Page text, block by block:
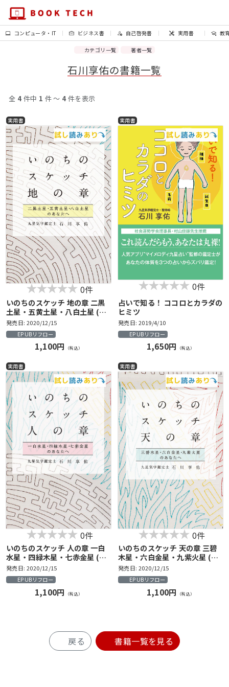
コンピュータ・IT ビジネス書 自己啓発書 実用書 教
カテゴリ一覧 著者一覧
石川享佑の書籍一覧
全 4 件中 1 件 〜 4 件を表示
実用書
0件
いのちのスケッチ 地の章 二黒
土星・五黄土星・八白土星 (石
川享佑の九星気学シリーズ)
発売日: 2020/12/15
EPUBリフロー
1,100円 （税込）
実用書
0件
占いで知る！ ココロとカラダの
ヒミツ
発売日: 2019/4/10
EPUBリフロー
1,650円 （税込）
実用書
0件
いのちのスケッチ 人の章 一白
水星・四緑木星・七赤金星 (石
川享佑の九星気学シリーズ)
発売日: 2020/12/15
EPUBリフロー
1,100円 （税込）
実用書
0件
いのちのスケッチ 天の章 三碧
木星・六白金星・九紫火星 (石
川享佑の九星気学シリーズ)
発売日: 2020/12/15
EPUBリフロー
1,100円 （税込）
戻る 書籍一覧を見る